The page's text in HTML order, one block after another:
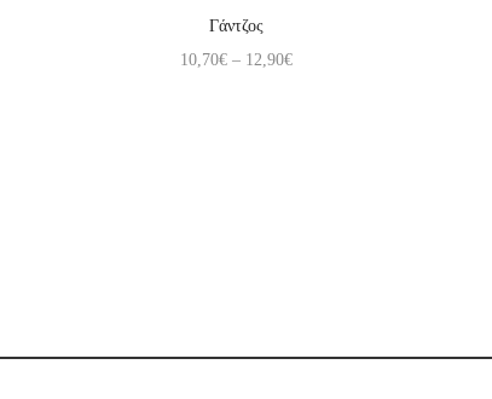
Γάντζος
10,70€ – 12,90€